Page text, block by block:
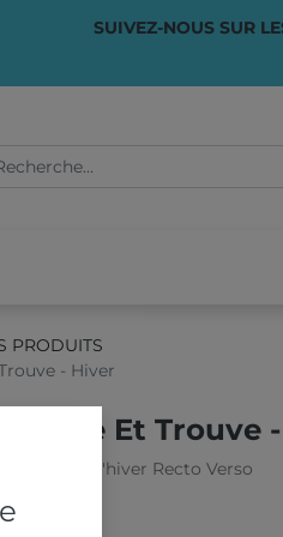
SUIVEZ-NOUS SUR
PRODUITS
- Hiver
Et Trouve
thème de l'hiver Recto Verso